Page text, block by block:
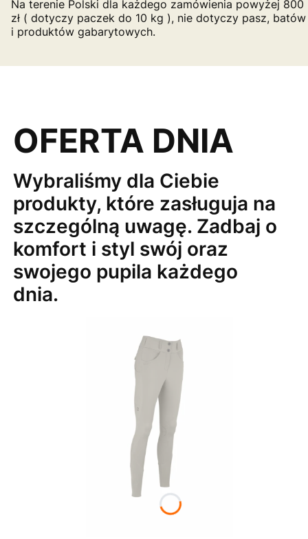
Na terenie Polski dla każdego zamówienia powyżej 800
zł ( dotyczy paczek do 10 kg ), nie dotyczy pasz, batów
i produktów gabarytowych.
OFERTA DNIA
Wybraliśmy dla Ciebie
produkty, które zasługuja na
szczególną uwagę. Zadbaj o
komfort i styl swój oraz
swojego pupila każdego
dnia.